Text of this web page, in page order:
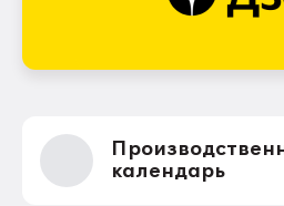
календарь